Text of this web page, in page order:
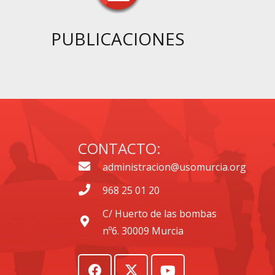
PUBLICACIONES
CONTACTO:
administracion@usomurcia.org
968 25 01 20
C/ Huerto de las bombas
nº6. 30009 Murcia